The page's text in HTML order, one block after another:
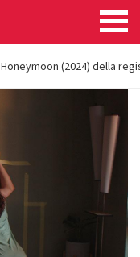
Honeymoon (2024) della